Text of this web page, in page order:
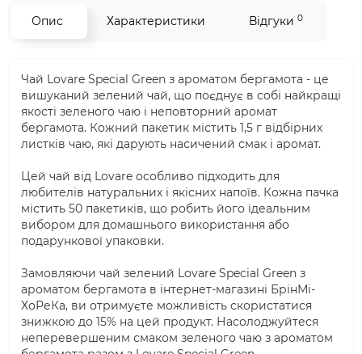
Опис Характеристики Відгуки 0
Чай Lovare Special Green з ароматом бергамота - це
вишуканий зелений чай, що поєднує в собі найкращі
якості зеленого чаю і неповторний аромат
бергамота. Кожний пакетик містить 1,5 г відбірних
листків чаю, які дарують насичений смак і аромат.
Цей чай від Lovare особливо підходить для
любителів натуральних і якісних напоїв. Кожна пачка
містить 50 пакетиків, що робить його ідеальним
вибором для домашнього використання або
подарункової упаковки.
Замовляючи чай зелений Lovare Special Green з
ароматом бергамота в інтернет-магазині БрінМі-
ХоРеКа, ви отримуєте можливість скористатися
знижкою до 15% на цей продукт. Насолоджуйтеся
неперевершеним смаком зеленого чаю з ароматом